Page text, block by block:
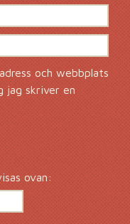
och webbplats
jag skriver en
ovan: